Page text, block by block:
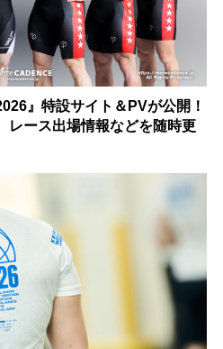
』特設サイト＆PVが公開！
レース出場情報などを随時更